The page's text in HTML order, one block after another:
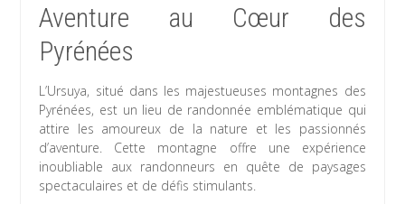
Aventure au Cœur des
Pyrénées
L’Ursuya, situé dans les majestueuses montagnes des
Pyrénées, est un lieu de randonnée emblématique qui
attire les amoureux de la nature et les passionnés
d’aventure. Cette montagne offre une expérience
inoubliable aux randonneurs en quête de paysages
spectaculaires et de défis stimulants.